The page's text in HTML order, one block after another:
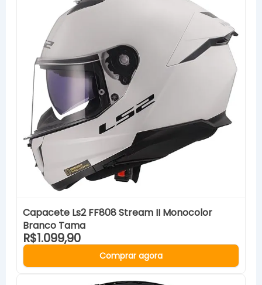
Capacete Ls2 FF808 Stream II Monocolor
Branco Tama
R$1.099,90
Comprar agora